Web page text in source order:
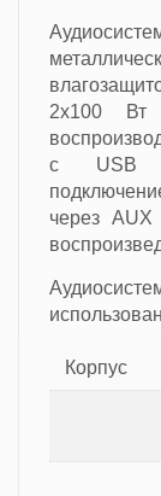
2x100 Вт
c USB
через
Корпус